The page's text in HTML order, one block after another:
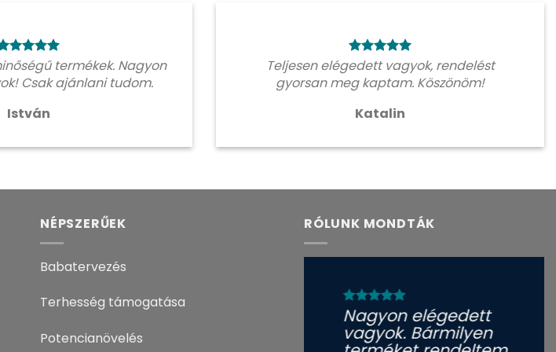
termékek. Nagyon
Csak ajánlani tudom.
István
Teljesen elégedett vagyok, rendelést
gyorsan meg kaptam. Köszönöm!
Katalin
NÉPSZERŰEK
Babatervezés
Terhesség támogatása
Potencianövelés
RÓLUNK MONDTÁK
Nagyon elégedett
vagyok. Bármilyen